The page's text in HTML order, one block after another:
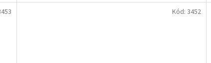
Kód: 3452